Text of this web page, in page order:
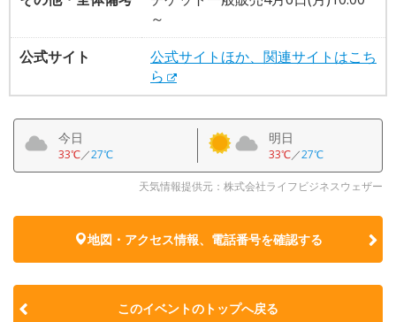
～
公式サイト
公式サイトほか、関連サイトはこち
ら
今日
33℃／27℃
明日
33℃／27℃
天気情報提供元：株式会社ライフビジネスウェザー
地図・アクセス情報、電話番号を確認する
このイベントのトップへ戻る